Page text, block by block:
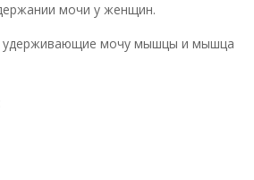
мочи у женщин.
удерживающие мочу мышцы и мышца